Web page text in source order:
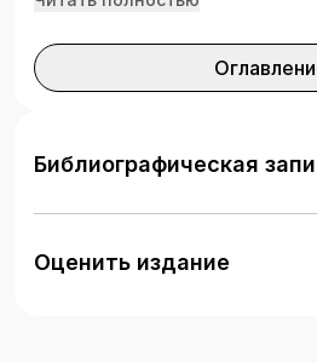
богословской мысли в
политическими процессами.
тестовые задания,
направлению подготовки
«Религиоведение». Также
занимающимся проблемами
Библиографическая
Оценить издание